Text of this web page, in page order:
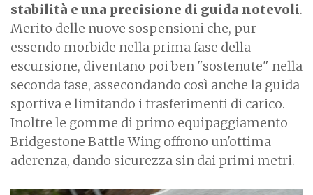
stabilità e una precisione di guida notevoli.
Merito delle nuove sospensioni che, pur
essendo morbide nella prima fase della
escursione, diventano poi ben "sostenute" nella
seconda fase, assecondando così anche la guida
sportiva e limitando i trasferimenti di carico.
Inoltre le gomme di primo equipaggiamento
Bridgestone Battle Wing offrono un'ottima
aderenza, dando sicurezza sin dai primi metri.